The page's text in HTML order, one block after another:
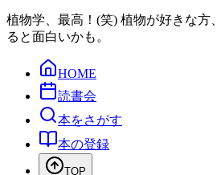
植物学、最高！(笑) 植物が好きな方
ると面白いかも。
HOME
読書会
本をさがす
本の登録
TOP